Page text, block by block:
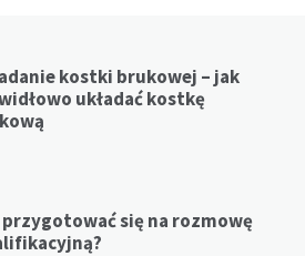
kostki brukowej – jak
układać kostkę
się na rozmowę